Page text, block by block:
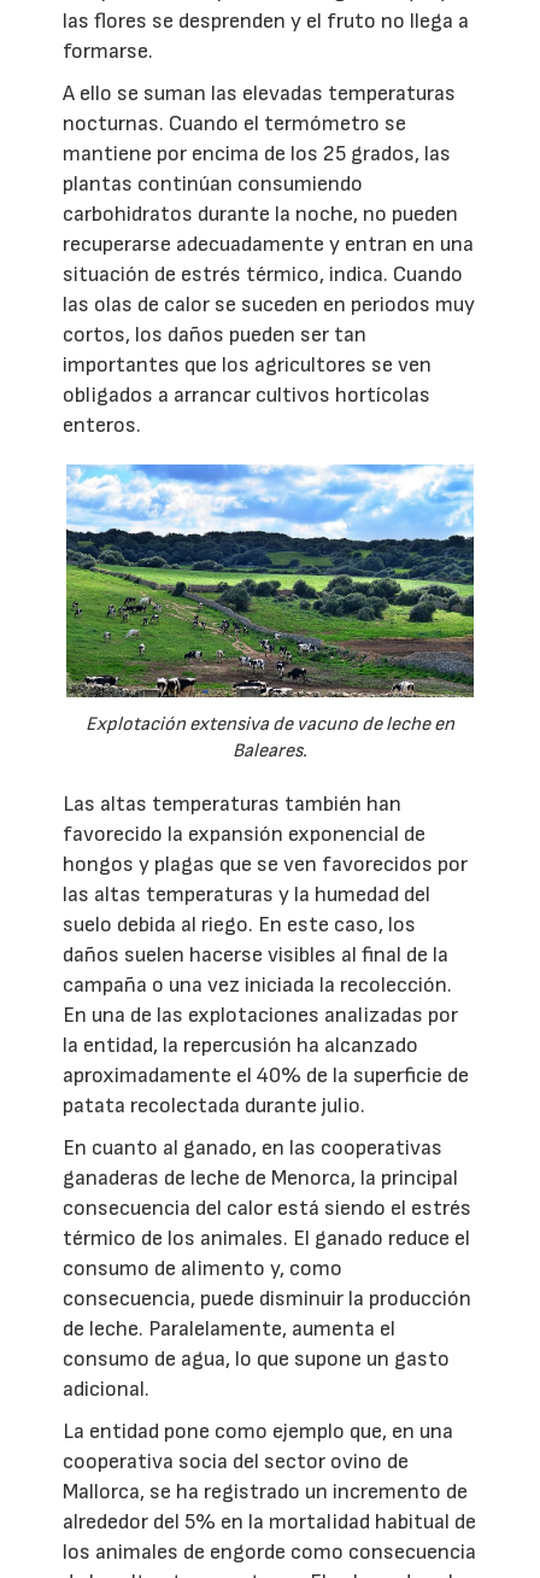
las flores se desprenden y el fruto no llega a
formarse.
A ello se suman las elevadas temperaturas
nocturnas. Cuando el termómetro se
mantiene por encima de los 25 grados, las
plantas continúan consumiendo
carbohidratos durante la noche, no pueden
recuperarse adecuadamente y entran en una
situación de estrés térmico, indica. Cuando
las olas de calor se suceden en periodos muy
cortos, los daños pueden ser tan
importantes que los agricultores se ven
obligados a arrancar cultivos hortícolas
enteros.
Explotación extensiva de vacuno de leche en
Baleares.
Las altas temperaturas también han
favorecido la expansión exponencial de
hongos y plagas que se ven favorecidos por
las altas temperaturas y la humedad del
suelo debida al riego. En este caso, los
daños suelen hacerse visibles al final de la
campaña o una vez iniciada la recolección.
En una de las explotaciones analizadas por
la entidad, la repercusión ha alcanzado
aproximadamente el 40% de la superficie de
patata recolectada durante julio.
En cuanto al ganado, en las cooperativas
ganaderas de leche de Menorca, la principal
consecuencia del calor está siendo el estrés
térmico de los animales. El ganado reduce el
consumo de alimento y, como
consecuencia, puede disminuir la producción
de leche. Paralelamente, aumenta el
consumo de agua, lo que supone un gasto
adicional.
La entidad pone como ejemplo que, en una
cooperativa socia del sector ovino de
Mallorca, se ha registrado un incremento de
alrededor del 5% en la mortalidad habitual de
los animales de engorde como consecuencia